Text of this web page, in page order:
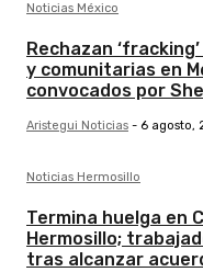
Noticias México
Rechazan
y comunitarias en
convocados por
Aristegui Noticias - 6 agosto,
Noticias Hermosillo
Termina huelga en
Hermosillo;
tras alcanzar